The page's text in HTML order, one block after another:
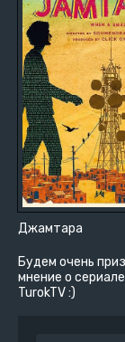
Джамтара
Будем очень
мнение о
TurokTV :)